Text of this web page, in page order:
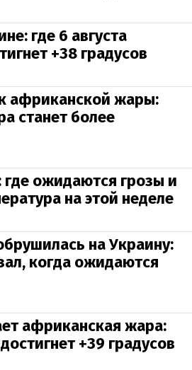
где 6 августа
+38 градусов
африканской жары:
станет более
ожидаются грозы и
на этой неделе
на Украину:
когда ожидаются
африканская жара:
+39 градусов